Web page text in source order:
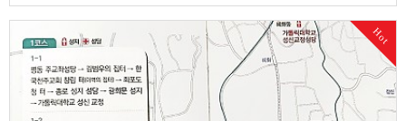
리순교성지→경기감영 터→우포도청 터→전옥서 터→의금부 터→형조 터
→광화문 124위 복자 시복 터→석정 보름 우물→가회동 성당[서울 제2코스
…
Hot